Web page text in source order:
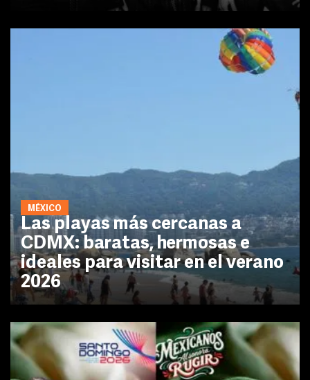
MÉXICO
Las playas más cercanas a
CDMX: baratas, hermosas e
ideales para visitar en el verano
2026